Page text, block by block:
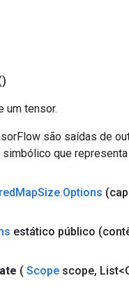
um tensor.
são saídas de
que
MapSize.Options
estático público
( Scope scope,